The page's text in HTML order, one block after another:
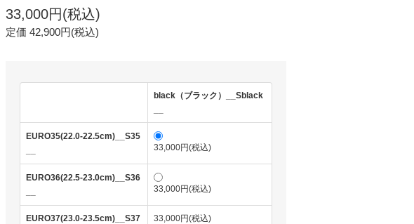
33,000円(税込)
定価 42,900円(税込)
black（ブラック）__Sblack
EURO35(22.0-22.5cm)__S35
33,000円(税込)
EURO36(22.5-23.0cm)__S36
33,000円(税込)
EURO37(23.0-23.5cm)__S37
33,000円(税込)